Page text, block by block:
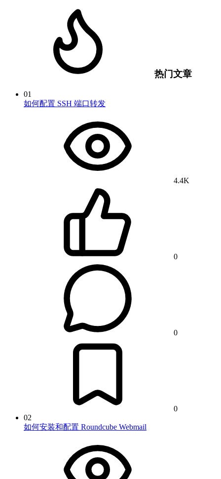
热门文章
01
如何配置 SSH 端口转发
4.4K
0
0
0
02
如何安装和配置 Roundcube Webmail